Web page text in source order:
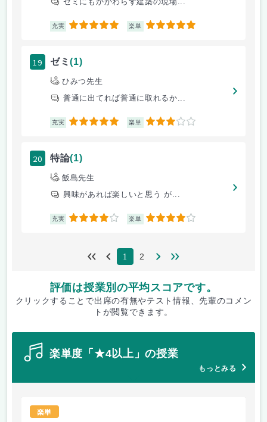
充実 5 楽単 5
19 ゼミ(1)
ひみつ先生
普通に出てれば普通に取れるか...
充実 5 楽単 3
20 特論(1)
飯島先生
興味があれば楽しいと思う が...
充実 4 楽単 4
1 2
評価は授業別の平均スコアです。
クリックすることで出席の有無やテスト情報、先輩のコメン
トが閲覧できます。
楽単度「★4以上」の授業
もっとみる
楽単